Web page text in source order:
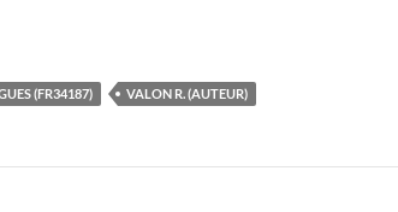
(FR34187) VALON R. (AUTEUR)